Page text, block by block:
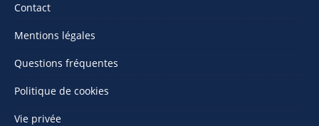
Contact
Mentions légales
Questions fréquentes
Politique de cookies
Vie privée